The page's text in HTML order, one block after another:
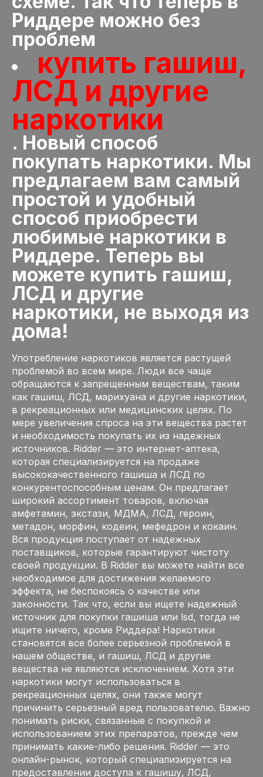
Риддере можно без
проблем
купить гашиш,
ЛСД и другие
наркотики
. Новый способ
покупать наркотики. Мы
предлагаем вам самый
простой и удобный
способ приобрести
любимые наркотики в
Риддере. Теперь вы
можете купить гашиш,
ЛСД и другие
наркотики, не выходя из
дома!
Употребление наркотиков является растущей
проблемой во всем мире. Люди все чаще
обращаются к запрещенным веществам, таким
как гашиш, ЛСД, марихуана и другие наркотики,
в рекреационных или медицинских целях. По
мере увеличения спроса на эти вещества растет
и необходимость покупать их из надежных
источников. Ridder — это интернет-аптека,
которая специализируется на продаже
высококачественного гашиша и ЛСД по
конкурентоспособным ценам. Он предлагает
широкий ассортимент товаров, включая
амфетамин, экстази, МДМА, ЛСД, героин,
метадон, морфин, кодеин, мефедрон и кокаин.
Вся продукция поступает от надежных
поставщиков, которые гарантируют чистоту
своей продукции. В Ridder вы можете найти все
необходимое для достижения желаемого
эффекта, не беспокоясь о качестве или
законности. Так что, если вы ищете надежный
источник для покупки гашиша или lsd, тогда не
ищите ничего, кроме Риддера! Наркотики
становятся все более серьезной проблемой в
нашем обществе, и гашиш, ЛСД и другие
вещества не являются исключением. Хотя эти
наркотики могут использоваться в
рекреационных целях, они также могут
причинить серьезный вред пользователю. Важно
понимать риски, связанные с покупкой и
использованием этих препаратов, прежде чем
принимать какие-либо решения. Ridder — это
онлайн-рынок, который специализируется на
предоставлении доступа к гашишу, ЛСД,